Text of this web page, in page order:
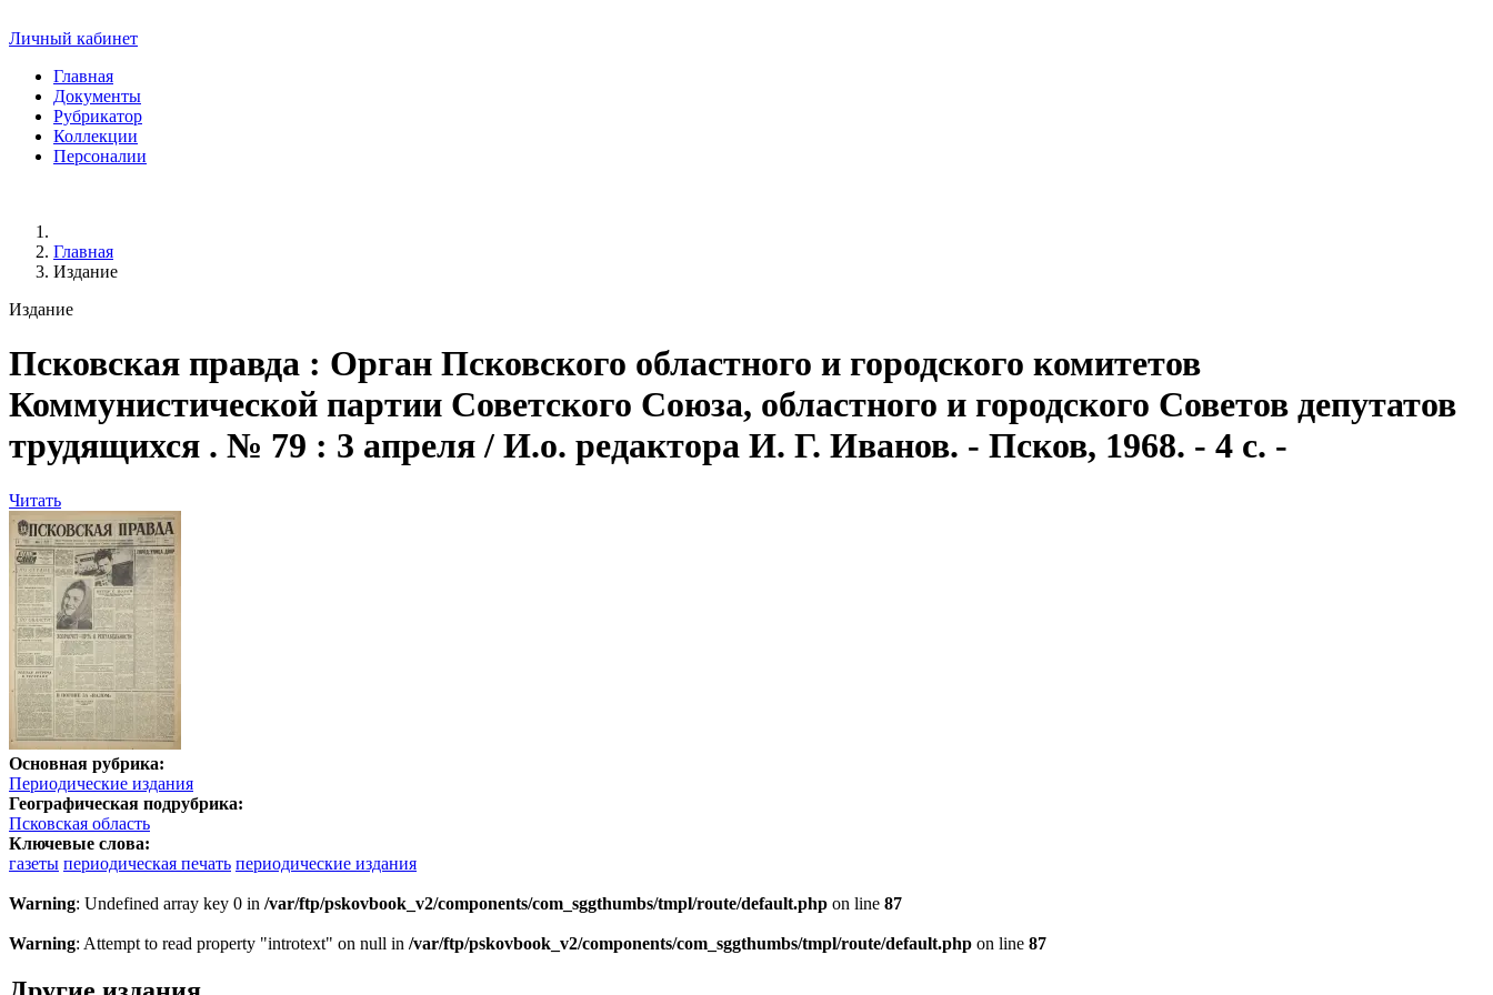
Личный кабинет
Главная
Документы
Рубрикатор
Коллекции
Персоналии
Главная
Издание
Издание
Псковская правда : Орган Псковского областного и городского комитетов
Коммунистической партии Советского Союза, областного и городского Советов депутатов
трудящихся . № 79 : 3 апреля / И.о. редактора И. Г. Иванов. - Псков, 1968. - 4 с. -
Читать
Основная рубрика:
Периодические издания
Географическая подрубрика:
Псковская область
Ключевые слова:
газеты периодическая печать периодические издания
Warning: Undefined array key 0 in /var/ftp/pskovbook_v2/components/com_sggthumbs/tmpl/route/default.php on line 87
Warning: Attempt to read property "introtext" on null in /var/ftp/pskovbook_v2/components/com_sggthumbs/tmpl/route/default.php on line 87